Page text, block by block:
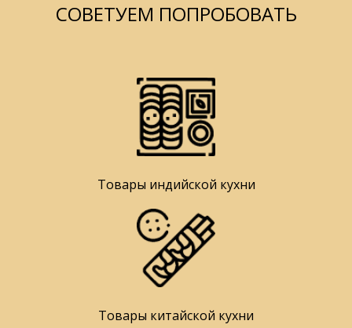
СОВЕТУЕМ ПОПРОБОВАТЬ
Товары индийской кухни
Товары китайской кухни